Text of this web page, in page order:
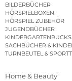
BILDERBÜCHER
HÖRSPIELBOXEN
HÖRSPIEL ZUBEHÖR
JUGENDBÜCHER
SACHBÜCHER &
TURNBEUTEL &
Home & Beauty